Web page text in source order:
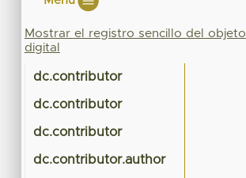
Mostrar el registro sencillo del objeto
digital
dc.contributor
dc.contributor
dc.contributor
dc.contributor.author